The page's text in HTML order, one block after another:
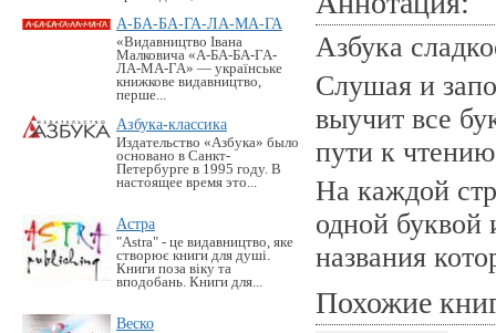
А-БА-БА-ГА-ЛА-МА-ГА
«Видавництво Івана
Малковича «А-БА-БА-ГА-
ЛА-МА-ГА» — українське
книжкове видавництво,
перше...
Азбука-классика
Издательство «Азбука» было
основано в Санкт-
Петербурге в 1995 году. В
настоящее время это...
Астра
"Astra" - це видавництво, яке
створює книги для душі.
Книги поза віку та
вподобань. Книги для...
Веско
Азбука
Слушая и
выучит все
пути к
На каждой
одной буквой
названия
Похожие